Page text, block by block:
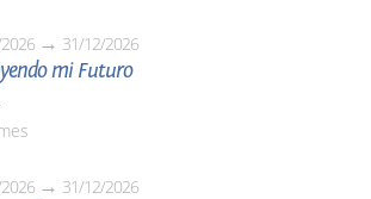
31/12/2026
mi Futuro
31/12/2026